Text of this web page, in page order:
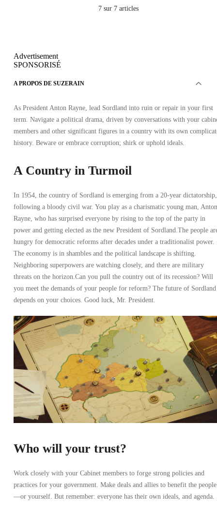
7 sur 7 articles
Advertisement
SPONSORISÉ
A PROPOS DE SUZERAIN
As President Anton Rayne, lead Sordland into ruin or repair in your first
term. Navigate a political drama, driven by conversations with your
members and other significant figures in a country with its own
history. Beware or embrace corruption; shirk or uphold ideals.
A Country in Turmoil
In 1954, the country of Sordland is emerging from a 20-year dictatorship,
following a bloody civil war. You play as a charismatic young man, Anton
Rayne, who has surprised everyone by rising to the top of the party in
power and getting elected as the new President of Sordland.The people
hungry for democratic reforms after decades under a traditionalist power.
The economy is in shambles and the political landscape is shifting.
Neighboring superpowers are watching closely, and there are military
threats on the horizon.Can you pull the country out of its recession? Will
you meet the demands of your people for reform? The future of Sordland
depends on your choices. Good luck, Mr. President.
Who will your trust?
Work closely with your Cabinet members to forge strong policies and
practices for your government. Make deals and allies to benefit the people
—or yourself. But remember: everyone has their own ideals, and agenda.